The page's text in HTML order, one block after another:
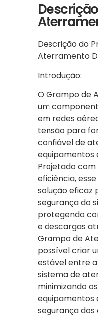
Descrição do
Aterramento
Introdução:
O Grampo de
um
em redes
tensão para
confiável de
equipamentos
Projetado
eficiência,
solução eficaz
segurança do
protegendo
e descargas
Grampo de
possível criar
estável entre
sistema de
minimizando
equipamentos
segurança dos